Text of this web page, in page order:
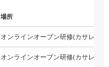
場所
オンラインオープン研修(カサレア
オンラインオープン研修(カサレア